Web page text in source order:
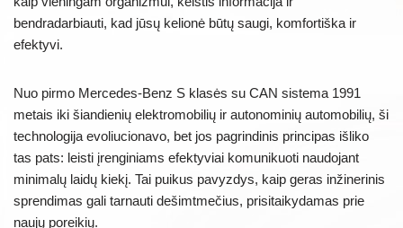
bendradarbiauti, kad jūsų kelionė būtų saugi, komfortiška ir
efektyvi.
Nuo pirmo Mercedes-Benz S klasės su CAN sistema 1991
metais iki šiandienių elektromobilių ir autonominių automobilių, ši
technologija evoliucionavo, bet jos pagrindinis principas išliko
tas pats: leisti įrenginiams efektyviai komunikuoti naudojant
minimalų laidų kiekį. Tai puikus pavyzdys, kaip geras inžinerinis
sprendimas gali tarnauti dešimtmečius, prisitaikydamas prie
naujų poreikių.